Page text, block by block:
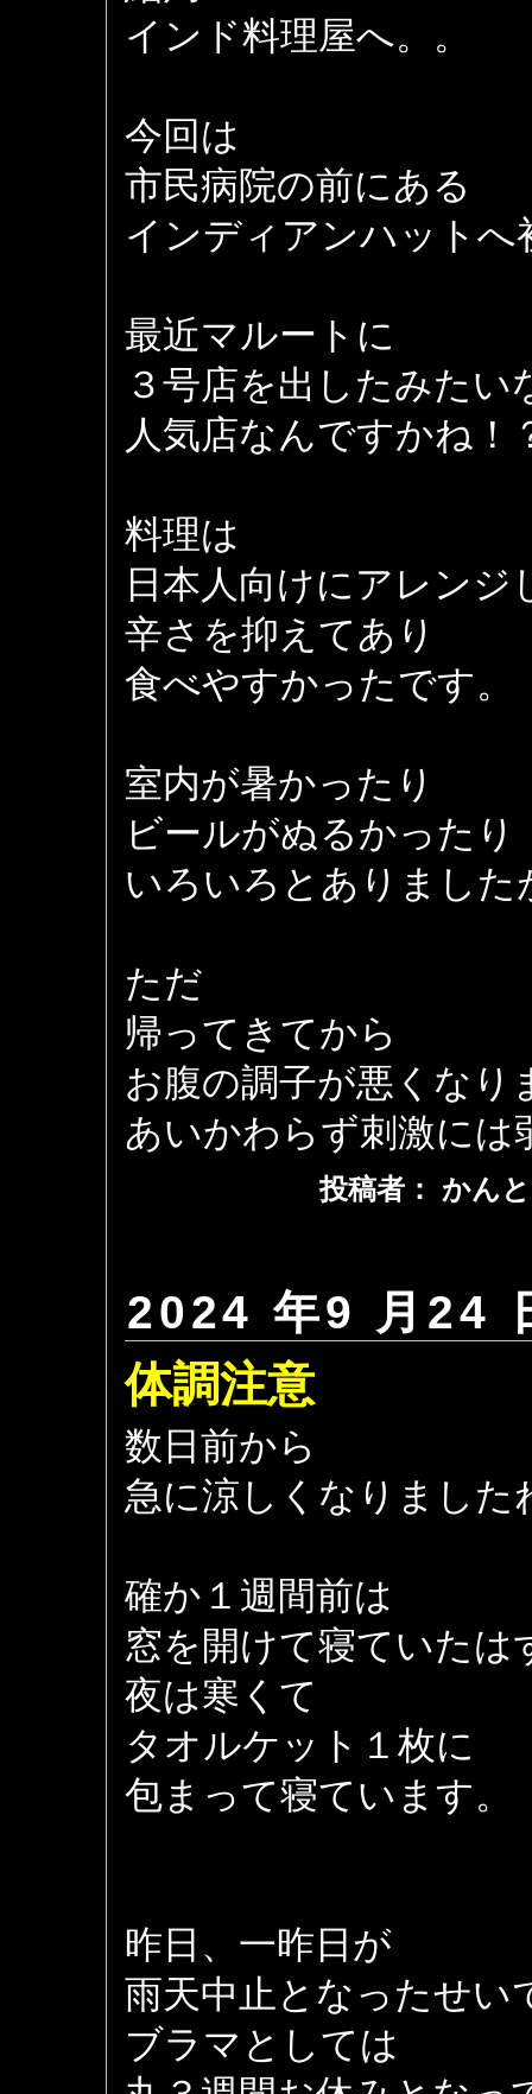
インド料理屋へ。。
今回は
市民病院の前にある
インディアンハットへ
最近マルートに
３号店を出したみたい
人気店なんですかね！
料理は
日本人向けにアレンジ
辛さを抑えてあり
食べやすかったです。
室内が暑かったり
ビールがぬるかったり
いろいろとありました
ただ
帰ってきてから
お腹の調子が悪くなり
あいかわらず刺激には
投稿者： かん
2024 年9 月24
体調注意
数日前から
急に涼しくなりました
確か１週間前は
窓を開けて寝ていたは
夜は寒くて
タオルケット１枚に
包まって寝ています。
昨日、一昨日が
雨天中止となったせい
ブラマとしては